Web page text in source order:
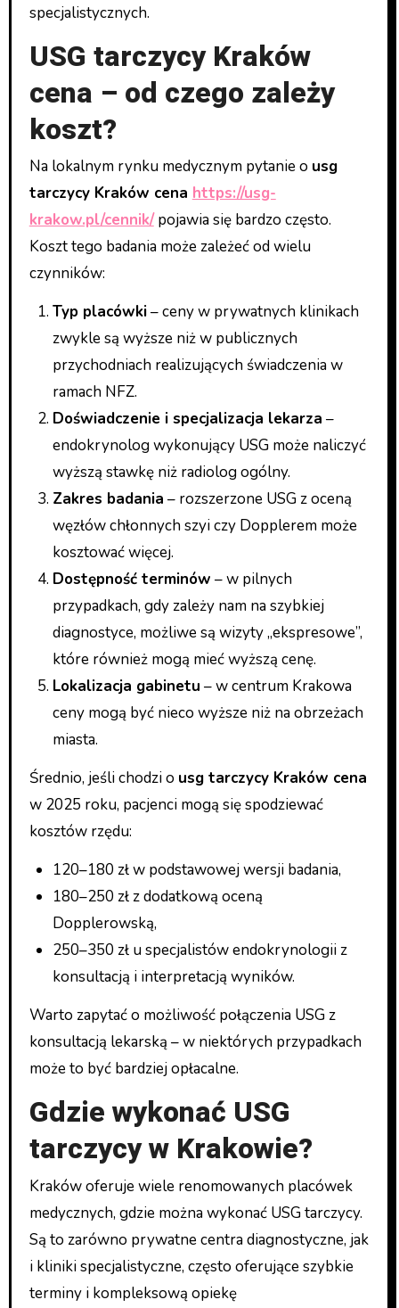
specjalistycznych.
USG tarczycy Kraków
cena – od czego zależy
koszt?
Na lokalnym rynku medycznym pytanie o usg
tarczycy Kraków cena https://usg-
krakow.pl/cennik/pojawia się bardzo często.
Koszt tego badania może zależeć od wielu
czynników:
Typ placówki– ceny w prywatnych klinikach
zwykle są wyższe niż w publicznych
przychodniach realizujących świadczenia w
ramach NFZ.
Doświadczenie i specjalizacja lekarza –
endokrynolog wykonujący USG może naliczyć
wyższą stawkę niż radiolog ogólny.
Zakres badania – rozszerzone USG z oceną
węzłów chłonnych szyi czy Dopplerem może
kosztować więcej.
Dostępność terminów – w pilnych
przypadkach, gdy zależy nam na szybkiej
diagnostyce, możliwe są wizyty „ekspresowe”,
które również mogą mieć wyższą cenę.
Lokalizacja gabinetu – w centrum Krakowa
ceny mogą być nieco wyższe niż na obrzeżach
miasta.
Średnio, jeśli chodzi o usg tarczycy Kraków cena
w 2025 roku, pacjenci mogą się spodziewać
kosztów rzędu:
120–180 zł w podstawowej wersji badania,
180–250 zł z dodatkową oceną
Dopplerowską,
250–350 zł u specjalistów endokrynologii z
konsultacją i interpretacją wyników.
Warto zapytać o możliwość połączenia USG z
konsultacją lekarską – w niektórych przypadkach
może to być bardziej opłacalne.
Gdzie wykonać USG
tarczycy w Krakowie?
Kraków oferuje wiele renomowanych placówek
medycznych, gdzie można wykonać USG tarczycy.
Są to zarówno prywatne centra diagnostyczne, jak
i kliniki specjalistyczne, często oferujące szybkie
terminy i kompleksową opiekę